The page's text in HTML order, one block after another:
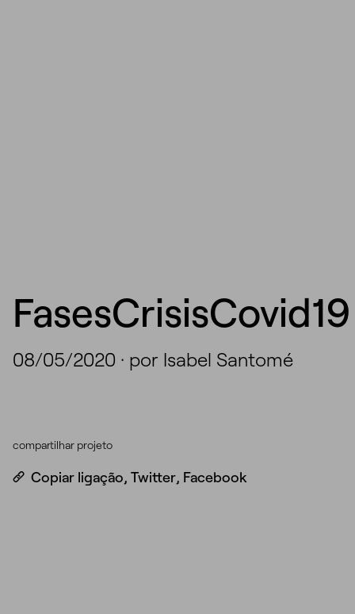
FasesCrisisCovid19
08/05/2020 · por Isabel Santomé
compartilhar projeto
Copiar ligação, Twitter, Facebook